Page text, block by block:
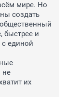
мире. Но
создать
быстрее и
с единой
не
их